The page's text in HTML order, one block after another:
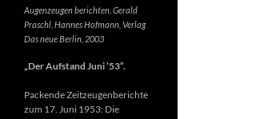
Augenzeugen berichten, Gerald
Praschl, Hannes Hofmann, Verlag
Das neue Berlin, 2003
„Der Aufstand Juni ’53“.
Packende Zeitzeugenberichte
zum 17. Juni 1953: Die